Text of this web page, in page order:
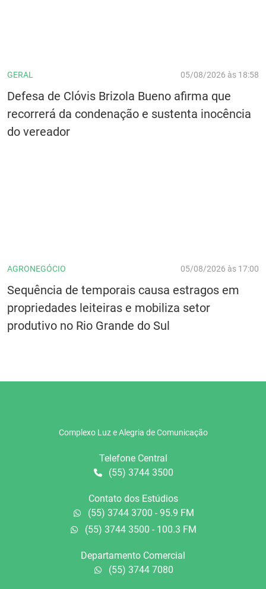
GERAL 05/08/2026 às 18:58
Defesa de Clóvis Brizola Bueno afirma que
recorrerá da condenação e sustenta inocência
do vereador
AGRONEGÓCIO 05/08/2026 às 17:00
Sequência de temporais causa estragos em
propriedades leiteiras e mobiliza setor
produtivo no Rio Grande do Sul
Complexo Luz e Alegria de Comunicação
Telefone Central
(55) 3744 3500
Contato dos Estúdios
(55) 3744 3700 - 95.9 FM
(55) 3744 3500 - 100.3 FM
Departamento Comercial
(55) 3744 7080